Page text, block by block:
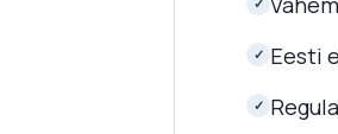
✓ Eesti
✓